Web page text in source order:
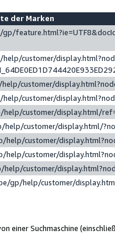
der Marken
customer/
customer/
customer/
customer/display.html/
help/customer/display.html/
help/customer/
help/customer/
customer/
gp/help/customer/
einer Suchmaschine